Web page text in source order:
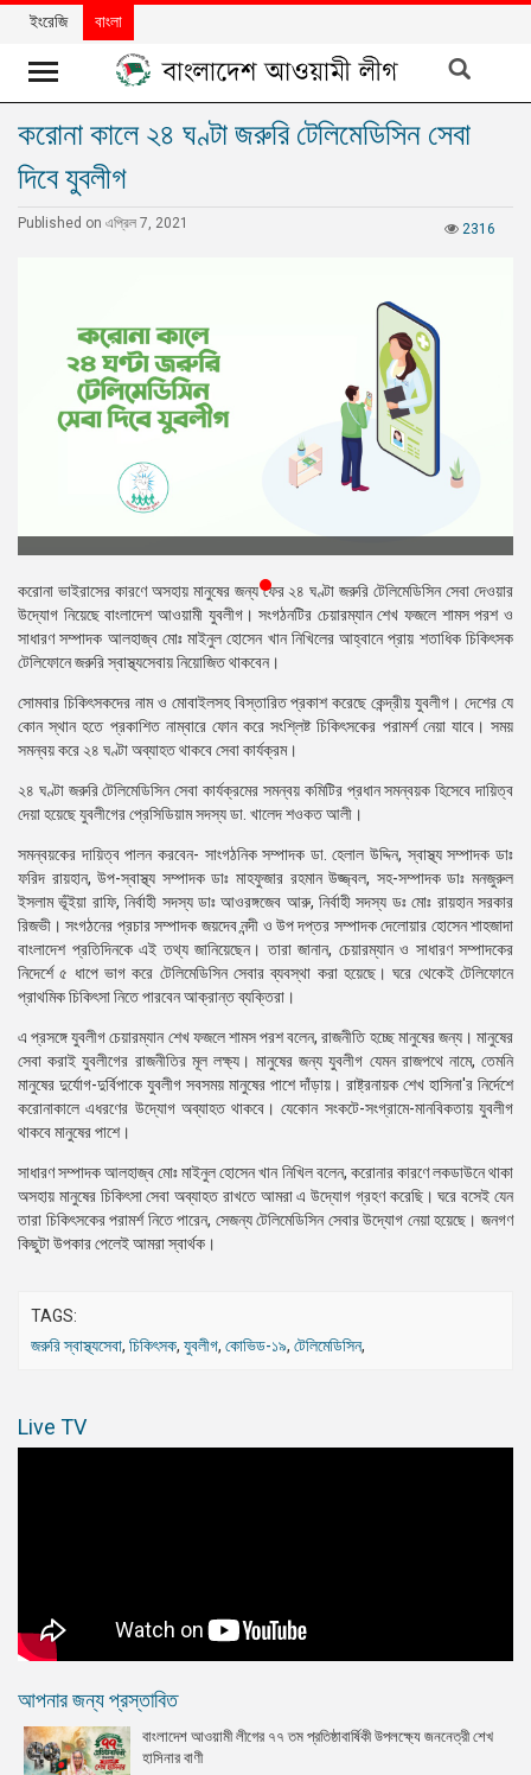
খবর
দলের
প্রেস
রিলিজ
প্রকাশনা
বিএনপি-
জামায়াত
সংগঠন
নির্বাচনী
ইশতেহার
ইংরেজি বাংলা
করোনা কালে ২৪ ঘণ্টা জরুরি টেলিমেডিসিন সেবা
দিবে যুবলীগ
2316
Published on এপ্রিল 7, 2021
করোনা ভাইরাসের কারণে অসহায় মানুষের জন্য ফের ২৪ ঘণ্টা জরুরি টেলিমেডিসিন সেবা দেওয়ার
উদ্যোগ নিয়েছে বাংলাদেশ আওয়ামী যুবলীগ। সংগঠনটির চেয়ারম্যান শেখ ফজলে শামস পরশ ও
সাধারণ সম্পাদক আলহাজ্ব মোঃ মাইনুল হোসেন খান নিখিলের আহ্বানে প্রায় শতাধিক চিকিৎসক
টেলিফোনে জরুরি স্বাস্থ্যসেবায় নিয়োজিত থাকবেন।
সোমবার চিকিৎসকদের নাম ও মোবাইলসহ বিস্তারিত প্রকাশ করেছে কেন্দ্রীয় যুবলীগ। দেশের যে
কোন স্থান হতে প্রকাশিত নাম্বারে ফোন করে সংশ্লিষ্ট চিকিৎসকের পরামর্শ নেয়া যাবে। সময়
সমন্বয় করে ২৪ ঘণ্টা অব্যাহত থাকবে সেবা কার্যক্রম।
২৪ ঘণ্টা জরুরি টেলিমেডিসিন সেবা কার্যক্রমের সমন্বয় কমিটির প্রধান সমন্বয়ক হিসেবে দায়িত্ব
দেয়া হয়েছে যুবলীগের প্রেসিডিয়াম সদস্য ডা. খালেদ শওকত আলী।
সমন্বয়কের দায়িত্ব পালন করবেন- সাংগঠনিক সম্পাদক ডা. হেলাল উদ্দিন, স্বাস্থ্য সম্পাদক ডাঃ
ফরিদ রায়হান, উপ-স্বাস্থ্য সম্পাদক ডাঃ মাহফুজার রহমান উজ্জ্বল, সহ-সম্পাদক ডাঃ মনজুরুল
ইসলাম ভূঁইয়া রাফি, নির্বাহী সদস্য ডাঃ আওরঙ্গজেব আরু, নির্বাহী সদস্য ডঃ মোঃ রায়হান সরকার
রিজভী। সংগঠনের প্রচার সম্পাদক জয়দেব নন্দী ও উপ দপ্তর সম্পাদক দেলোয়ার হোসেন শাহজাদা
বাংলাদেশ প্রতিদিনকে এই তথ্য জানিয়েছেন। তারা জানান, চেয়ারম্যান ও সাধারণ সম্পাদকের
নিদের্শে ৫ ধাপে ভাগ করে টেলিমেডিসিন সেবার ব্যবস্থা করা হয়েছে। ঘরে থেকেই টেলিফোনে
প্রাথমিক চিকিৎসা নিতে পারবেন আক্রান্ত ব্যক্তিরা।
এ প্রসঙ্গে যুবলীগ চেয়ারম্যান শেখ ফজলে শামস পরশ বলেন, রাজনীতি হচ্ছে মানুষের জন্য। মানুষের
সেবা করাই যুবলীগের রাজনীতির মূল লক্ষ্য। মানুষের জন্য যুবলীগ যেমন রাজপথে নামে, তেমনি
মানুষের দুর্যোগ-দুর্বিপাকে যুবলীগ সবসময় মানুষের পাশে দাঁড়ায়। রাষ্ট্রনায়ক শেখ হাসিনা'র নির্দেশে
করোনাকালে এধরণের উদ্যোগ অব্যাহত থাকবে। যেকোন সংকটে-সংগ্রামে-মানবিকতায় যুবলীগ
থাকবে মানুষের পাশে।
সাধারণ সম্পাদক আলহাজ্ব মোঃ মাইনুল হোসেন খান নিখিল বলেন, করোনার কারণে লকডাউনে থাকা
অসহায় মানুষের চিকিৎসা সেবা অব্যাহত রাখতে আমরা এ উদ্যোগ গ্রহণ করেছি। ঘরে বসেই যেন
তারা চিকিৎসকের পরামর্শ নিতে পারেন, সেজন্য টেলিমেডিসিন সেবার উদ্যোগ নেয়া হয়েছে। জনগণ
কিছুটা উপকার পেলেই আমরা স্বার্থক।
TAGS:
জরুরি স্বাস্থ্যসেবা, চিকিৎসক, যুবলীগ, কোভিড-১৯, টেলিমেডিসিন,
Live TV
আপনার জন্য প্রস্তাবিত
বাংলাদেশ আওয়ামী লীগের ৭৭ তম প্রতিষ্ঠাবার্ষিকী উপলক্ষ্যে জননেত্রী শেখ
হাসিনার বাণী